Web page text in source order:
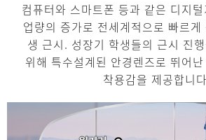
컴퓨터와 스마트폰 등과 같은 디지
업량의 증가로 전세계적으로 빠르
생 근시. 성장기 학생들의 근시 진
위해 특수설계된 안경렌즈로 뛰어
착용감을 제공합니